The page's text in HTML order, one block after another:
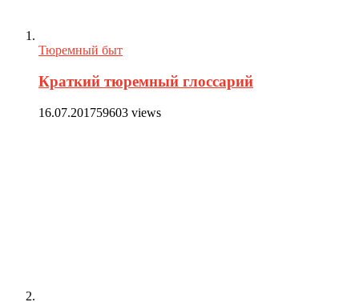
Тюремный быт
Краткий тюремный глоссарий
16.07.201759603 views